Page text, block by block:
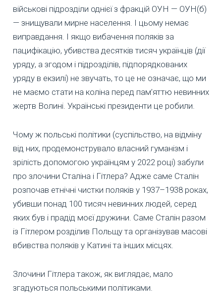
військові підрозділи однієї з фракцій ОУН — ОУН(б)
— знищували мирне населення. І цьому немає
виправдання. І якщо вибачення поляків за
пацифікацію, убивства десятків тисяч українців (дії
уряду, а згодом і підрозділів, підпорядкованих
уряду в екзилі) не звучать, то це не означає, що ми
не маємо стати на коліна перед пам’яттю невинних
жертв Волині. Українські президенти це робили.
Чому ж польські політики (суспільство, на відміну
від них, продемонструвало власний гуманізм і
зрілість допомогою українцям у 2022 році) забули
про злочини Сталіна і Гітлера? Адже саме Сталін
розпочав етнічні чистки поляків у 1937–1938 роках,
убивши понад 100 тисяч невинних людей, серед
яких був і прадід моєї дружини. Саме Сталін разом
із Гітлером розділив Польщу та організував масові
вбивства поляків у Катині та інших місцях.
Злочини Гітлера також, як виглядає, мало
згадуються польськими політиками.